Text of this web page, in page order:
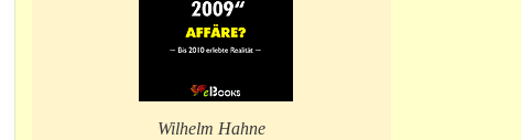
Wilhelm Hahne